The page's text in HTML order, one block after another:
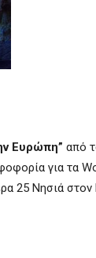
Ευρώπη” από
για τα
25 Νησιά στον